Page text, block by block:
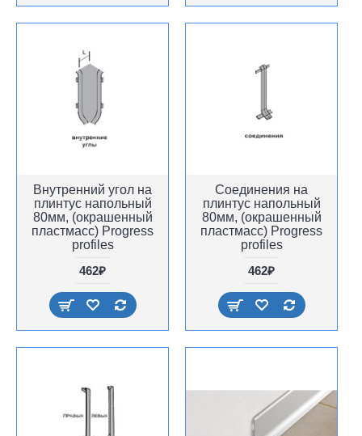
Внутренний угол на
плинтус напольный
80мм, (окрашенный
пластмасс) Progress
profiles
462₽
Соединения на
плинтус напольный
80мм, (окрашенный
пластмасс) Progress
profiles
462₽